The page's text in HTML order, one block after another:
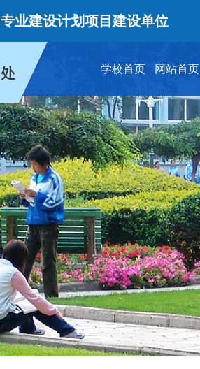
计划项目建设单位
学校首页 网站首页